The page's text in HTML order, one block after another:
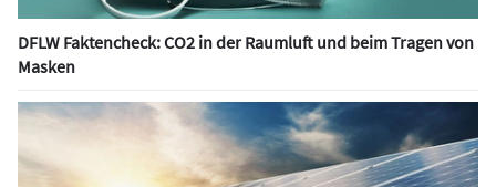
DFLW Faktencheck: CO2 in der Raumluft und beim Tragen von
Masken